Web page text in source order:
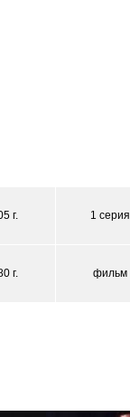
г. 1 серия
г. фильм